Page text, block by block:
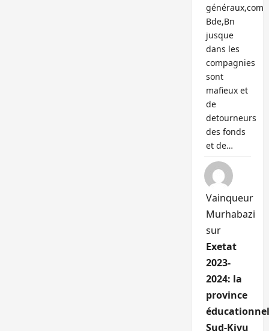
généraux,com
Bde,Bn
jusque
dans les
compagnies
sont
mafieux et
de
detourneurs
des fonds
et de…
Vainqueur
Murhabazi
sur
Exetat
2023-
2024: la
province
Sud-Kivu